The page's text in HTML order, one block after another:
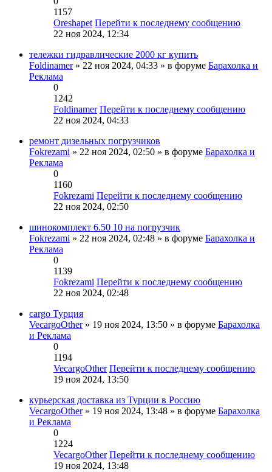
1157
Oreshapet Перейти к последнему сообщению
22 ноя 2024, 12:34
тележки гидравлические 2000 кг купить
Foldinamer» 22 ноя 2024, 04:33 » в форуме Барахолка и
Реклама
0
1242
Foldinamer Перейти к последнему сообщению
22 ноя 2024, 04:33
ремонт дизельных погрузчиков
Fokrezami » 22 ноя 2024, 02:50 » в форуме Барахолка и
Реклама
0
1160
Fokrezami Перейти к последнему сообщению
22 ноя 2024, 02:50
шинокомплект 6.50 10 на погрузчик
Fokrezami » 22 ноя 2024, 02:48 » в форуме Барахолка и
Реклама
0
1139
Fokrezami Перейти к последнему сообщению
22 ноя 2024, 02:48
cargo Турция
VecargoOther» 19 ноя 2024, 13:50 » в форуме Барахолка
и Реклама
0
1194
VecargoOther Перейти к последнему сообщению
19 ноя 2024, 13:50
курьерская доставка из Турции в Россию
VecargoOther» 19 ноя 2024, 13:48 » в форуме Барахолка
и Реклама
0
1224
VecargoOther Перейти к последнему сообщению
19 ноя 2024, 13:48